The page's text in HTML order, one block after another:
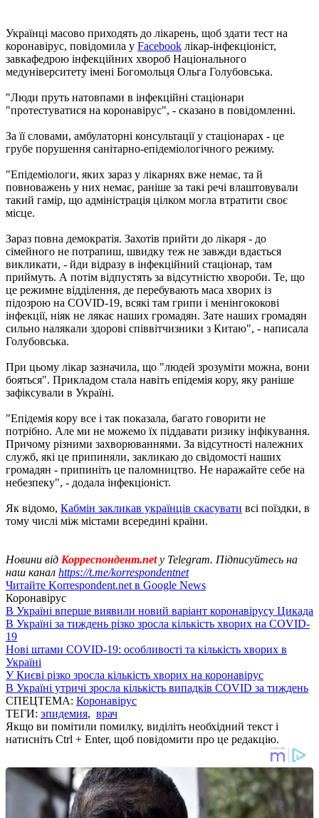
Українці масово приходять до лікарень, щоб здати тест на
коронавірус, повідомила у Facebook лікар-інфекціоніст,
завкафедрою інфекційних хвороб Національного
медуніверситету імені Богомольця Ольга Голубовська.
"Люди пруть натовпами в інфекційні стаціонари
"протестуватися на коронавірус", - сказано в повідомленні.
За її словами, амбулаторні консультації у стаціонарах - це
грубе порушення санітарно-епідеміологічного режиму.
"Епідеміологи, яких зараз у лікарнях вже немає, та й
повноважень у них немає, раніше за такі речі влаштовували
такий гамір, що адміністрація цілком могла втратити своє
місце.
Зараз повна демократія. Захотів прийти до лікаря - до
сімейного не потрапиш, швидку теж не завжди вдається
викликати, - йди відразу в інфекційний стаціонар, там
приймуть. А потім відпустять за відсутністю хвороби. Те, що
це режимне відділення, де перебувають маса хворих із
підозрою на COVID-19, всякі там грипи і менінгококові
інфекції, ніяк не лякає наших громадян. Зате наших громадян
сильно налякали здорові співвітчизники з Китаю", - написала
Голубовська.
При цьому лікар зазначила, що "людей зрозуміти можна, вони
бояться". Прикладом стала навіть епідемія кору, яку раніше
зафіксували в Україні.
"Епідемія кору все і так показала, багато говорити не
потрібно. Але ми не можемо їх піддавати ризику інфікування.
Причому різними захворюваннями. За відсутності належних
служб, які це припиняли, закликаю до свідомості наших
громадян - припиніть це паломництво. Не наражайте себе на
небезпеку", - додала інфекціоніст.
Як відомо, Кабмін закликав українців скасувати всі поїздки, в
тому числі між містами всередині країни.
Новини від Корреспондент.netу Telegram. Підписуйтесь на
наш канал https://t.me/korrespondentnet
Читайте Korrespondent.net в Google News
Коронавірус
В Україні вперше виявили новий варіант коронавірусу Цикада
В Україні за тиждень різко зросла кількість хворих на COVID-
19
Нові штами COVID-19: особливості та кількість хворих в
Україні
У Києві різко зросла кількість хворих на коронавірус
В Україні утричі зросла кількість випадків COVID за тиждень
СПЕЦТЕМА: Коронавірус
ТЕГИ: эпидемия, врач
Якщо ви помітили помилку, виділіть необхідний текст і
натисніть Ctrl + Enter, щоб повідомити про це редакцію.